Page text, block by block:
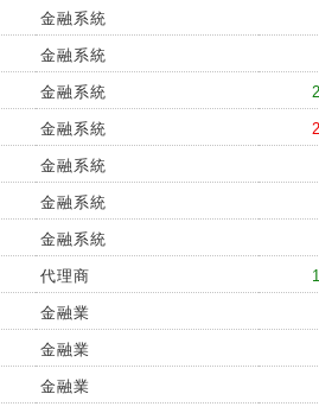
金融系統
金融系統
金融系統
金融系統
金融系統
金融系統
金融系統
代理商
金融業
金融業
金融業